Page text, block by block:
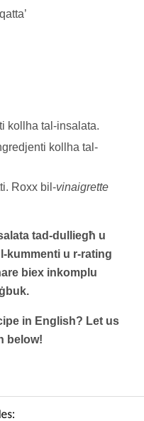
kollha tal-insalata.
kollha tal-
Roxx bil-vinaigrette
tad-dulliegħ u
kummenti u r-rating
biex inkomplu
in English? Let us
below!